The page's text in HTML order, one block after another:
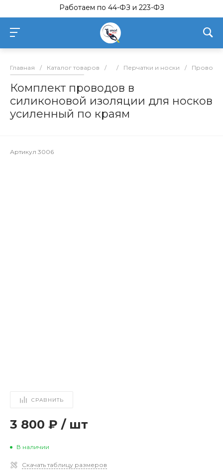
Работаем по 44-ФЗ и 223-ФЗ
Главная / Каталог товаров / / Перчатки и носки /
Комплект проводов в
силиконовой изоляции для носков
усиленный по краям
Артикул 3006
СРАВНИТЬ
3 800 ₽ / шт
В наличии
Скачать таблицу размеров